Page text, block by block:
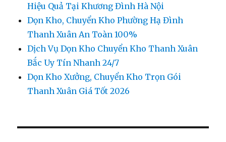
Hiệu Quả Tại Khương Đình Hà Nội
Dọn Kho, Chuyển Kho Phường Hạ Đình
Thanh Xuân An Toàn 100%
Dịch Vụ Dọn Kho Chuyển Kho Thanh Xuân
Bắc Uy Tín Nhanh 24/7
Dọn Kho Xưởng, Chuyển Kho Trọn Gói
Thanh Xuân Giá Tốt 2026